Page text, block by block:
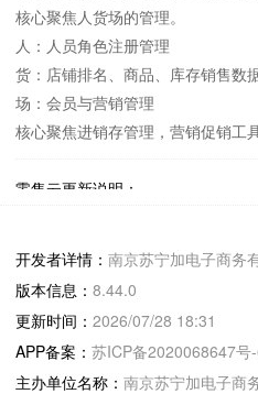
核心聚焦人货场的管理。
人：人员角色注册管理
货：店铺排名、商品、库存销售数
场：会员与营销管理
核心聚焦进销存管理，营销促销工
零售云更新说明：
零售云8.44.0 下载安装说明：
下载零售云到手机上面的方法有很
以的，下面就为大家介绍下手机网
第一步：
开发者详情： 南京苏宁加电子商务
版本信息： 8.44.0
更新时间： 2026/07/28 18:31
APP备案： 苏ICP备2020068647号
主办单位名称： 南京苏宁加电子商